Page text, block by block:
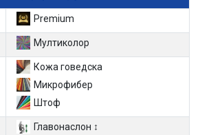
Premium
Мултиколор
Кожа говедска
Микрофибер
Штоф
Главонаслон ↕